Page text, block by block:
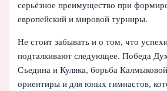
серьёзное преимущество при
европейский и мировой турниры.
Не стоит забывать и о том, что
подталкивают следующее. Победа
Съедина и Куляка, борьба
ориентиры и для юных гимнастов,